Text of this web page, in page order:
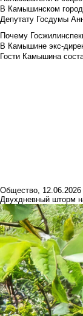
В Камышинском
Депутату Госдумы
Почему
В Камышине экс-
Гости Камышина
Общество,
Двухдневный шторм